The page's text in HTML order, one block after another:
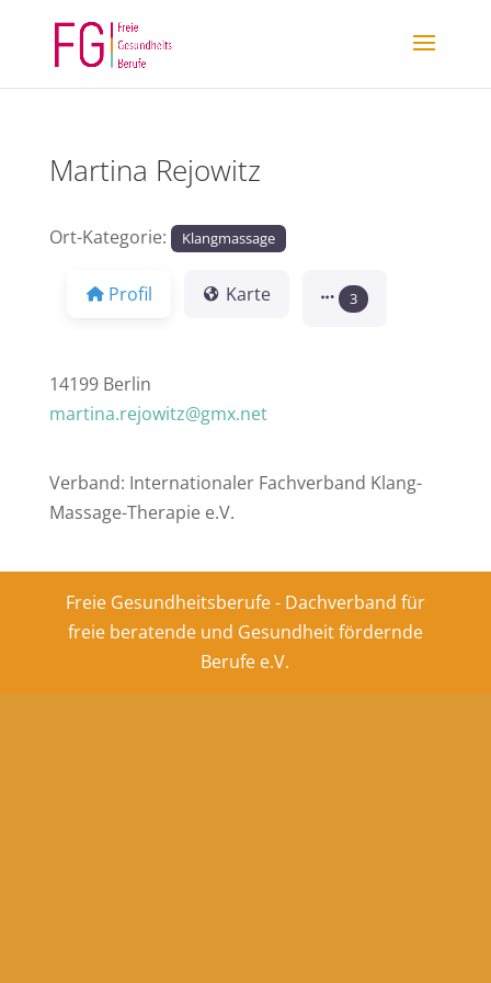
Martina Rejowitz
Ort-Kategorie: Klangmassage
Profil Karte 3
14199 Berlin
martina.rejowitz@gmx.net
Verband: Internationaler Fachverband Klang-
Massage-Therapie e.V.
Freie Gesundheitsberufe - Dachverband für
freie beratende und Gesundheit fördernde
Berufe e.V.